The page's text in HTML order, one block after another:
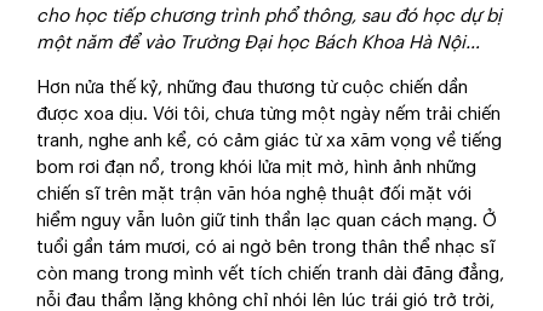
cho học tiếp chương trình phổ thông, sau đó học dự bị
một năm để vào Trường Đại học Bách Khoa Hà Nội…
Hơn nửa thế kỷ, những đau thương từ cuộc chiến dần
được xoa dịu. Với tôi, chưa từng một ngày nếm trải chiến
tranh, nghe anh kể, có cảm giác từ xa xăm vọng về tiếng
bom rơi đạn nổ, trong khói lửa mịt mờ, hình ảnh những
chiến sĩ trên mặt trận văn hóa nghệ thuật đối mặt với
hiểm nguy vẫn luôn giữ tinh thần lạc quan cách mạng. Ở
tuổi gần tám mươi, có ai ngờ bên trong thân thể nhạc sĩ
còn mang trong mình vết tích chiến tranh dài đăng đẳng,
nỗi đau thầm lặng không chỉ nhói lên lúc trái gió trở trời,